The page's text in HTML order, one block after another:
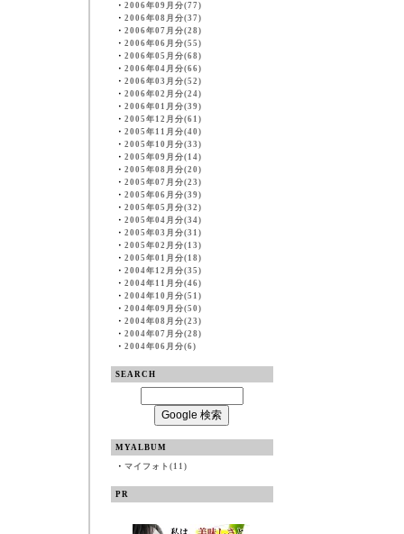
・ 2006年09月分(77)
・ 2006年08月分(37)
・ 2006年07月分(28)
・ 2006年06月分(55)
・ 2006年05月分(68)
・ 2006年04月分(66)
・ 2006年03月分(52)
・ 2006年02月分(24)
・ 2006年01月分(39)
・ 2005年12月分(61)
・ 2005年11月分(40)
・ 2005年10月分(33)
・ 2005年09月分(14)
・ 2005年08月分(20)
・ 2005年07月分(23)
・ 2005年06月分(39)
・ 2005年05月分(32)
・ 2005年04月分(34)
・ 2005年03月分(31)
・ 2005年02月分(13)
・ 2005年01月分(18)
・ 2004年12月分(35)
・ 2004年11月分(46)
・ 2004年10月分(51)
・ 2004年09月分(50)
・ 2004年08月分(23)
・ 2004年07月分(28)
・ 2004年06月分(6)
SEARCH
MYALBUM
・ マイフォト(11)
PR